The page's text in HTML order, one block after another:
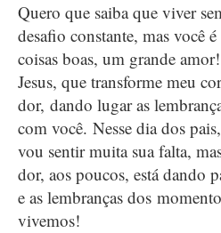
Quero que saiba que viver
desafio constante, mas você
coisas boas, um grande
Jesus, que transforme meu
dor, dando lugar as
com você. Nesse dia dos
vou sentir muita sua falta,
dor, aos poucos, está dando
e as lembranças dos
vivemos!